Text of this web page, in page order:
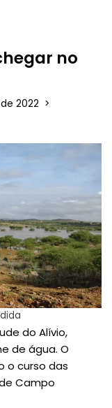
no
2022
do Alívio,
de água. O
o curso das
Campo